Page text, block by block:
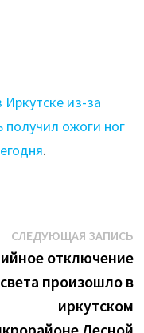
Иркутске из-за
получил ожоги ног
.
СЛЕДУЮЩАЯ ЗАПИСЬ
отключение
света произошло в
иркутском